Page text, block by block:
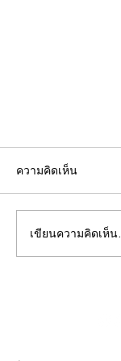
คอลัมน์"จับชี
พระ"ประจำ
ความคิดเห็น
เขียนความคิดเห็